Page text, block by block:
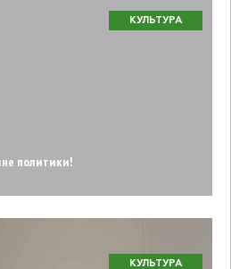
КУЛЬТУРА
политики!
КУЛЬТУРА